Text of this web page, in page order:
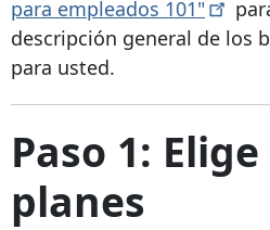
para empleados 101"
descripción general de los
para usted.
Paso 1:
planes